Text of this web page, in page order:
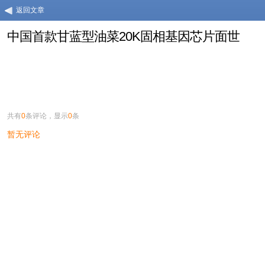
返回文章
中国首款甘蓝型油菜20K固相基因芯片面世
共有0条评论，显示0条
暂无评论